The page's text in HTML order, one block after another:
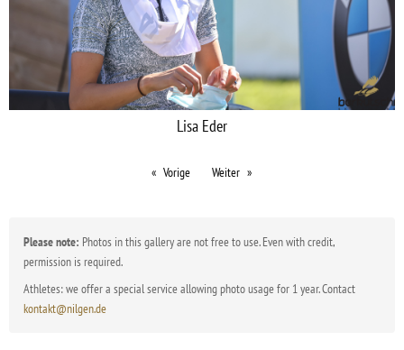
Lisa Eder
Vorige Weiter
Please note: Photos in this gallery are not free to use. Even with credit,
permission is required.
Athletes: we offer a special service allowing photo usage for 1 year. Contact
kontakt@nilgen.de